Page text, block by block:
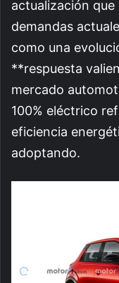
actualización que
demandas
como una
**respuesta
mercado
100% eléctrico
eficiencia
adoptando.